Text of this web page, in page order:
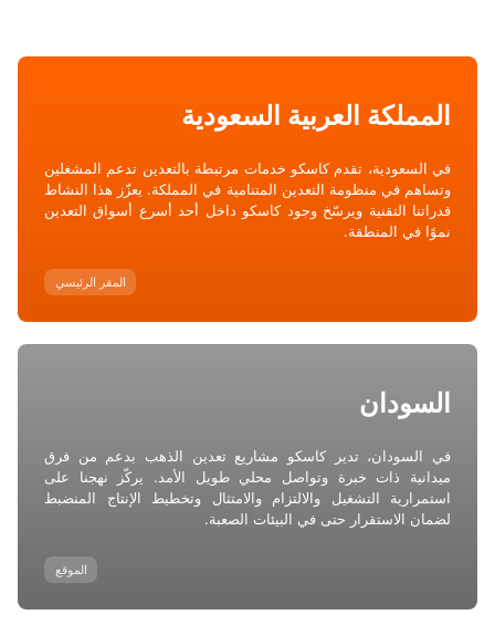
المملكة العربية السعودية
في السعودية، تقدم كاسكو خدمات مرتبطة بالتعدين تدعم المشغلين
وتساهم في منظومة التعدين المتنامية في المملكة. يعزّز هذا النشاط
قدراتنا التقنية ويرسّخ وجود كاسكو داخل أحد أسرع أسواق التعدين
نموًا في المنطقة.
المقر الرئيسي
السودان
في السودان، تدير كاسكو مشاريع تعدين الذهب بدعم من فرق
ميدانية ذات خبرة وتواصل محلي طويل الأمد. يركّز نهجنا على
استمرارية التشغيل والالتزام والامتثال وتخطيط الإنتاج المنضبط
لضمان الاستقرار حتى في البيئات الصعبة.
الموقع